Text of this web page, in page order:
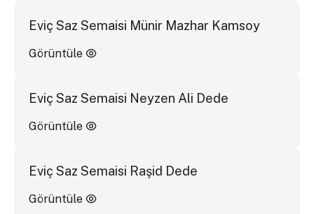
Eviç Saz Semaisi Münir Mazhar Kamsoy
Görüntüle
Eviç Saz Semaisi Neyzen Ali Dede
Görüntüle
Eviç Saz Semaisi Raşid Dede
Görüntüle